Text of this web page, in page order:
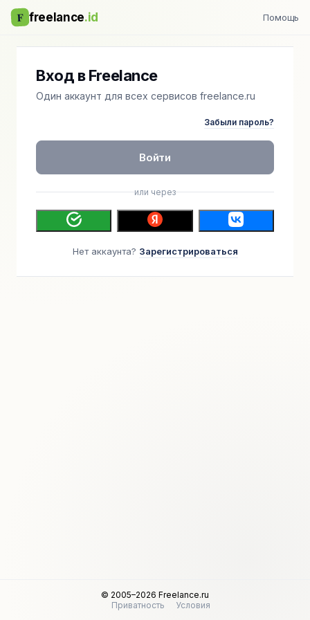
F freelance.id Помощь
Вход в Freelance
Один аккаунт для всех сервисов freelance.ru
Забыли пароль?
Войти
или через
Нет аккаунта? Зарегистрироваться
© 2005–2026 Freelance.ru
Приватность
Условия